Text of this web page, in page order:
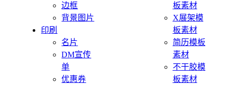
边框
背景图片
印刷
名片
DM宣传
单
优惠券
板素材
X展架模
板素材
简历模板
素材
不干胶模
板素材